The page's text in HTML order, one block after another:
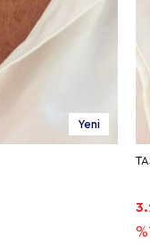
Yeni